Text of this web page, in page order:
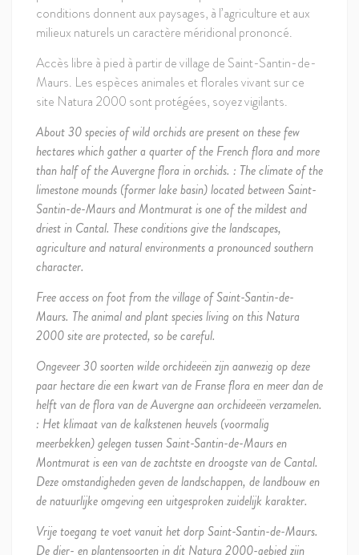
conditions donnent aux paysages, à l’agriculture et aux
milieux naturels un caractère méridional prononcé.
Accès libre à pied à partir de village de Saint-Santin-de-
Maurs. Les espèces animales et florales vivant sur ce
site Natura 2000 sont protégées, soyez vigilants.
About 30 species of wild orchids are present on these few
hectares which gather a quarter of the French flora and more
than half of the Auvergne flora in orchids. : The climate of the
limestone mounds (former lake basin) located between Saint-
Santin-de-Maurs and Montmurat is one of the mildest and
driest in Cantal. These conditions give the landscapes,
agriculture and natural environments a pronounced southern
character.
Free access on foot from the village of Saint-Santin-de-
Maurs. The animal and plant species living on this Natura
2000 site are protected, so be careful.
Ongeveer 30 soorten wilde orchideeën zijn aanwezig op deze
paar hectare die een kwart van de Franse flora en meer dan de
helft van de flora van de Auvergne aan orchideeën verzamelen.
: Het klimaat van de kalkstenen heuvels (voormalig
meerbekken) gelegen tussen Saint-Santin-de-Maurs en
Montmurat is een van de zachtste en droogste van de Cantal.
Deze omstandigheden geven de landschappen, de landbouw en
de natuurlijke omgeving een uitgesproken zuidelijk karakter.
Vrije toegang te voet vanuit het dorp Saint-Santin-de-Maurs.
De dier- en plantensoorten in dit Natura 2000-gebied zijn